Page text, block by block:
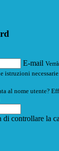
E-mail
istruzioni
al nome utente?
controllare la